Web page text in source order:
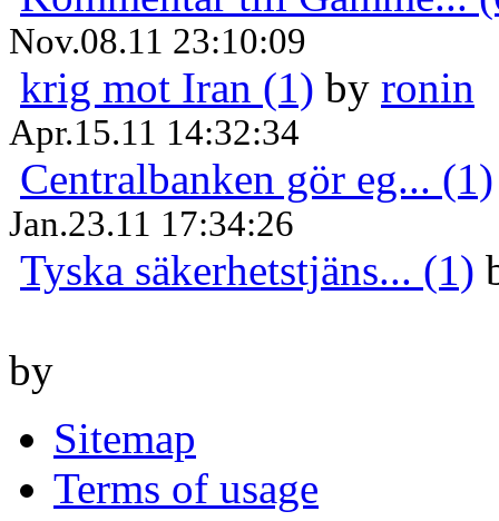
Nov.08.11 23:10:09
krig mot Iran (1) by ronin
Apr.15.11 14:32:34
Centralbanken gör eg... (1)
Jan.23.11 17:34:26
Tyska säkerhetstjäns... (1)
by
Sitemap
Terms of usage